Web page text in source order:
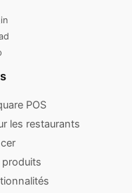
POS
les restaurants
produits